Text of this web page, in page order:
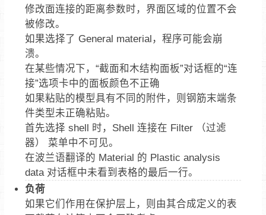
修改面连接的距离参数时，界面区域的位置不会
被修改。
如果选择了 General material，程序可能会崩
溃。
在某些情况下，“截面和木结构面板”对话框的“连
接”选项卡中的面板颜色不正确
如果粘贴的模型具有不同的附件，则钢筋末端条
件类型未正确粘贴。
首先选择 shell 时，Shell 连接在 Filter （过滤
器） 菜单中不可见。
在波兰语翻译的 Material 的 Plastic analysis
data 对话框中未看到表格的最后一行。
负荷
如果它们作用在保护层上，则由其合成定义的表